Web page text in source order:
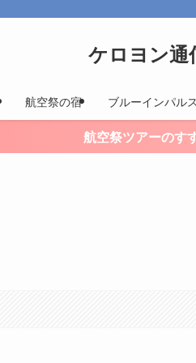
ケロヨン通
航空祭の宿 ブルーインパル
航空祭ツアーのす